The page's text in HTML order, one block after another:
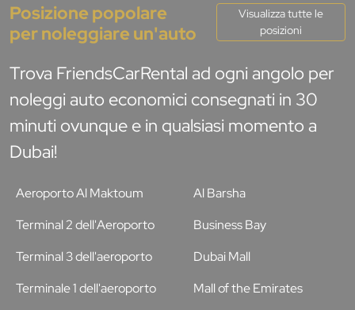
Posizione popolare
per noleggiare un'auto
Visualizza tutte le
posizioni
Trova FriendsCarRental ad ogni angolo per
noleggi auto economici consegnati in 30
minuti ovunque e in qualsiasi momento a
Dubai!
Aeroporto Al Maktoum
Terminal 2 dell'Aeroporto
Terminal 3 dell'aeroporto
Terminale 1 dell'aeroporto
Al Barsha
Business Bay
Dubai Mall
Mall of the Emirates